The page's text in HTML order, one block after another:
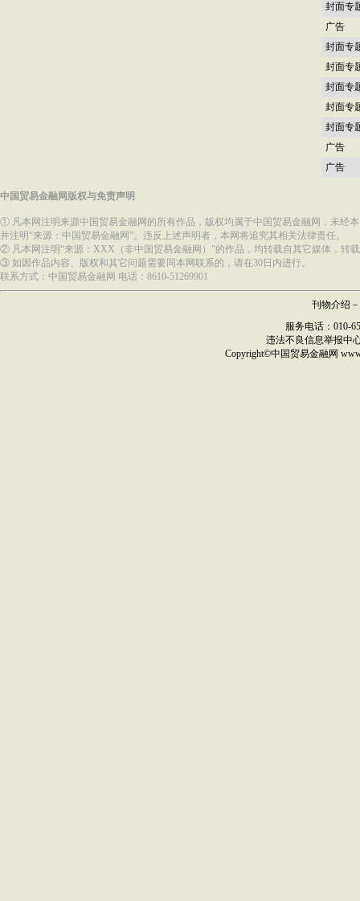
封面专
广告
封面专
封面专
封面专
封面专
封面专
广告
广告
中国贸易金融网版权与免责声明
① 凡本网注明来源中国贸易金融网的所有作品，版权均属于中国贸易金融网，未经
并注明“来源：中国贸易金融网”。违反上述声明者，本网将追究其相关法律责任。
② 凡本网注明“来源：XXX（非中国贸易金融网）”的作品，均转载自其它媒体，转
③ 如因作品内容、版权和其它问题需要同本网联系的，请在30日内进行。
联系方式：中国贸易金融网 电话：8610-51269901
刊物介绍 －
服务电话：010-
违法不良信息举报中
Copyright©中国贸易金融网